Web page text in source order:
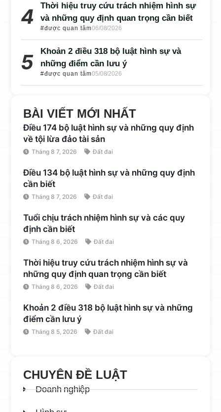
Thời hiệu truy cứu trách nhiệm hình sự
và những quy định quan trọng cần biết
#được quan tâm06/08/2026
Khoản 2 điều 318 bộ luật hình sự và
những điểm cần lưu ý
#được quan tâm05/08/2026
BÀI VIẾT MỚI NHẤT
Điều 174 bộ luật hình sự và những quy định
về tội lừa đảo tài sản
Tháng 8 7, 2026 Đất đai
Điều 134 bộ luật hình sự và những quy định
cần biết
Tháng 8 7, 2026 Đất đai
Tuổi chịu trách nhiệm hình sự và các quy
định cần biết
Tháng 8 6, 2026 Đất đai
Thời hiệu truy cứu trách nhiệm hình sự và
những quy định quan trọng cần biết
Tháng 8 6, 2026 Đất đai
Khoản 2 điều 318 bộ luật hình sự và những
điểm cần lưu ý
Tháng 8 5, 2026 Đất đai
CHUYÊN ĐỀ LUẬT
Doanh nghiệp